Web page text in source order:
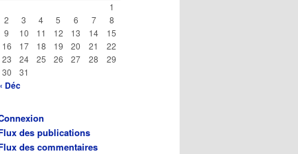
1
2
3 4 5 6 7
8
9
10 11 12 13 14
15
16
17 18 19 20 21
22
23
24 25 26 27 28
29
30
31
Déc
des publications
des commentaires